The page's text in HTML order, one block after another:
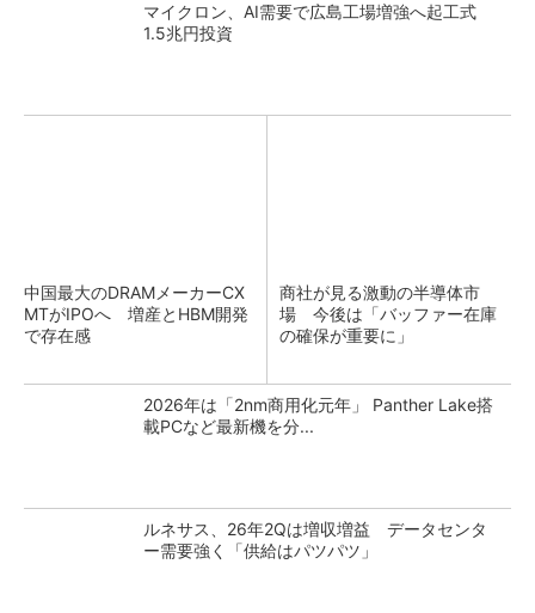
マイクロン、AI需要で広島工場増強へ起工式
1.5兆円投資
中国最大のDRAMメーカーCX
MTがIPOへ 増産とHBM開発
で存在感
商社が見る激動の半導体市
場 今後は「バッファー在庫
の確保が重要に」
2026年は「2nm商用化元年」 Panther Lake搭
載PCなど最新機を分...
ルネサス、26年2Qは増収増益 データセンタ
ー需要強く「供給はパツパツ」